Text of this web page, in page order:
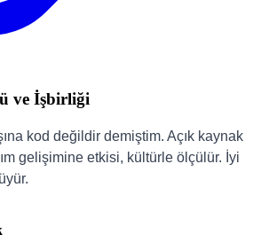
ve İşbirliği
kod değildir demiştim. Açık kaynak
gelişimine etkisi, kültürle ölçülür. İyi